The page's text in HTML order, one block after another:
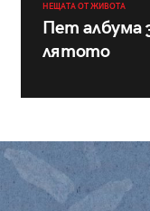
НЕЩАТА ОТ ЖИВОТА
Пет албума
лятото